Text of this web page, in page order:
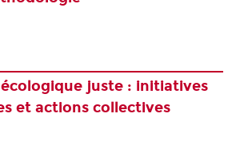
juste : initiatives
et actions collectives